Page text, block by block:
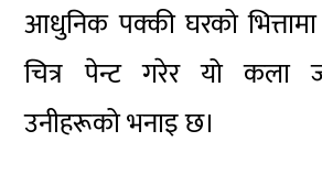
आधुनिक पक्की घरको भित्तामा
चित्र पेन्ट गरेर यो कला
उनीहरूको भनाइ छ।